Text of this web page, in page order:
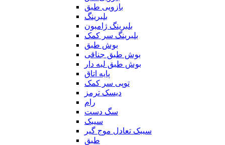
بازویی طبق
بلبرینگ
بلبرینگ ژامبون
بلبرینگ سر کمک
بوش طبق
بوش طبق جناقی
بوش طبق لبه دار
پایه اتاق
توپی سر کمک
دیسک ترمز
رام
سگ دست
سیبک
سیبک تعادل موج گیر
طبق